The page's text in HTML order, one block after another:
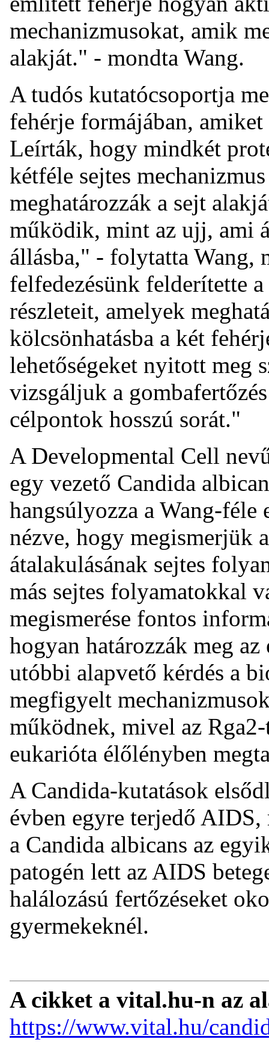
mechanizmusokat, amik
alakját." - mondta Wang.
A tudós kutatócsoportja
fehérje formájában,
Leírták, hogy mindkét
kétféle sejtes
meghatározzák a sejt
működik, mint az ujj, ami
állásba," - folytatta Wang,
felfedezésünk felderítette
részleteit, amelyek
kölcsönhatásba a két
lehetőségeket nyitott meg
vizsgáljuk a
célpontok hosszú sorát."
A Developmental Cell
egy vezető Candida
hangsúlyozza a Wang-féle
nézve, hogy megismerjük
átalakulásának sejtes
más sejtes folyamatokkal
megismerése fontos
hogyan határozzák meg
utóbbi alapvető kérdés a
megfigyelt
működnek, mivel az
eukarióta élőlényben
A Candida-kutatások
évben egyre terjedő
a Candida albicans az
patogén lett az AIDS
halálozású fertőzéseket
gyermekeknél.
A cikket a vital.hu-n az
https://www.vital.hu/